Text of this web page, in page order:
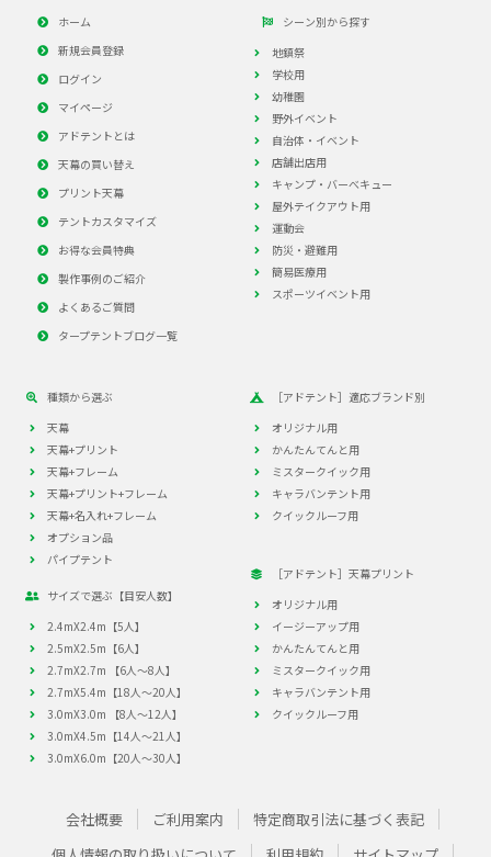
ホーム
新規会員登録
ログイン
マイページ
アドテントとは
天幕の買い替え
プリント天幕
テントカスタマイズ
お得な会員特典
製作事例のご紹介
よくあるご質問
タープテントブログ一覧
シーン別から探す
地鎮祭
学校用
幼稚園
野外イベント
自治体・イベント
店舗出店用
キャンプ・バーべキュー
屋外テイクアウト用
運動会
防災・避難用
簡易医療用
スポーツイベント用
種類から選ぶ
天幕
天幕+プリント
天幕+フレーム
天幕+プリント+フレーム
天幕+名入れ+フレーム
オプション品
パイプテント
サイズで選ぶ【目安人数】
2.4mX2.4m【5人】
2.5mX2.5m【6人】
2.7mX2.7m 【6人～8人】
2.7mX5.4m【18人～20人】
3.0mX3.0m 【8人～12人】
3.0mX4.5m【14人～21人】
3.0mX6.0m【20人～30人】
［アドテント］適応ブランド別
オリジナル用
かんたんてんと用
ミスタークイック用
キャラバンテント用
クイックルーフ用
［アドテント］天幕プリント
オリジナル用
イージーアップ用
かんたんてんと用
ミスタークイック用
キャラバンテント用
クイックルーフ用
会社概要 ご利用案内
特定商取引法に基づく表記